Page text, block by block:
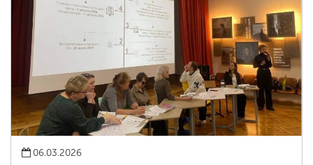
06.03.2026